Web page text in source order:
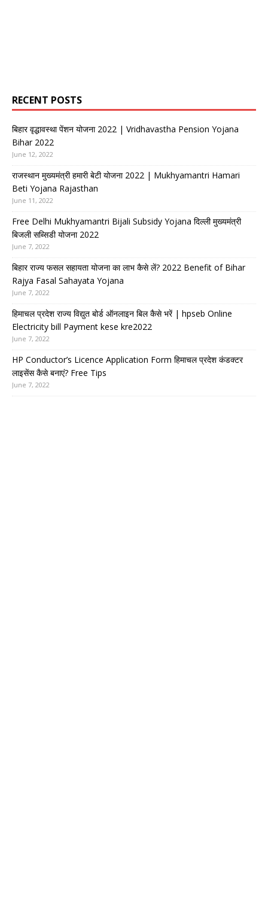
RECENT POSTS
बिहार वृद्धावस्था पेंशन योजना 2022 | Vridhavastha Pension Yojana
Bihar 2022
June 12, 2022
राजस्थान मुख्यमंत्री हमारी बेटी योजना 2022 | Mukhyamantri Hamari
Beti Yojana Rajasthan
June 11, 2022
Free Delhi Mukhyamantri Bijali Subsidy Yojana दिल्ली मुख्यमंत्री
बिजली सब्सिडी योजना 2022
June 7, 2022
बिहार राज्य फसल सहायता योजना का लाभ कैसे लें? 2022 Benefit of Bihar
Rajya Fasal Sahayata Yojana
June 7, 2022
हिमाचल प्रदेश राज्य विद्युत बोर्ड ऑनलाइन बिल कैसे भरें | hpseb Online
Electricity bill Payment kese kre2022
June 7, 2022
HP Conductor’s Licence Application Form हिमाचल प्रदेश कंडक्टर
लाइसेंस कैसे बनाएं? Free Tips
June 7, 2022